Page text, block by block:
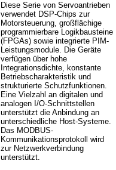
Diese Serie von Servoantrieben
verwendet DSP-Chips zur
Motorsteuerung, großflächige
programmierbare Logikbausteine
(FPGAs) sowie integrierte PIM-
Leistungsmodule. Die Geräte
verfügen über hohe
Integrationsdichte, konstante
Betriebscharakteristik und
strukturierte Schutzfunktionen.
Eine Vielzahl an digitalen und
analogen I/O-Schnittstellen
unterstützt die Anbindung an
unterschiedliche Host-Systeme.
Das MODBUS-
Kommunikationsprotokoll wird
zur Netzwerkverbindung
unterstützt.